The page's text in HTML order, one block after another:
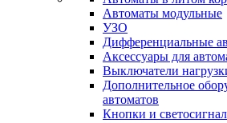
Автоматы модульные
УЗО
Дифференциальные
Аксессуары для
Выключатели
Дополнительное
автоматов
Кнопки и